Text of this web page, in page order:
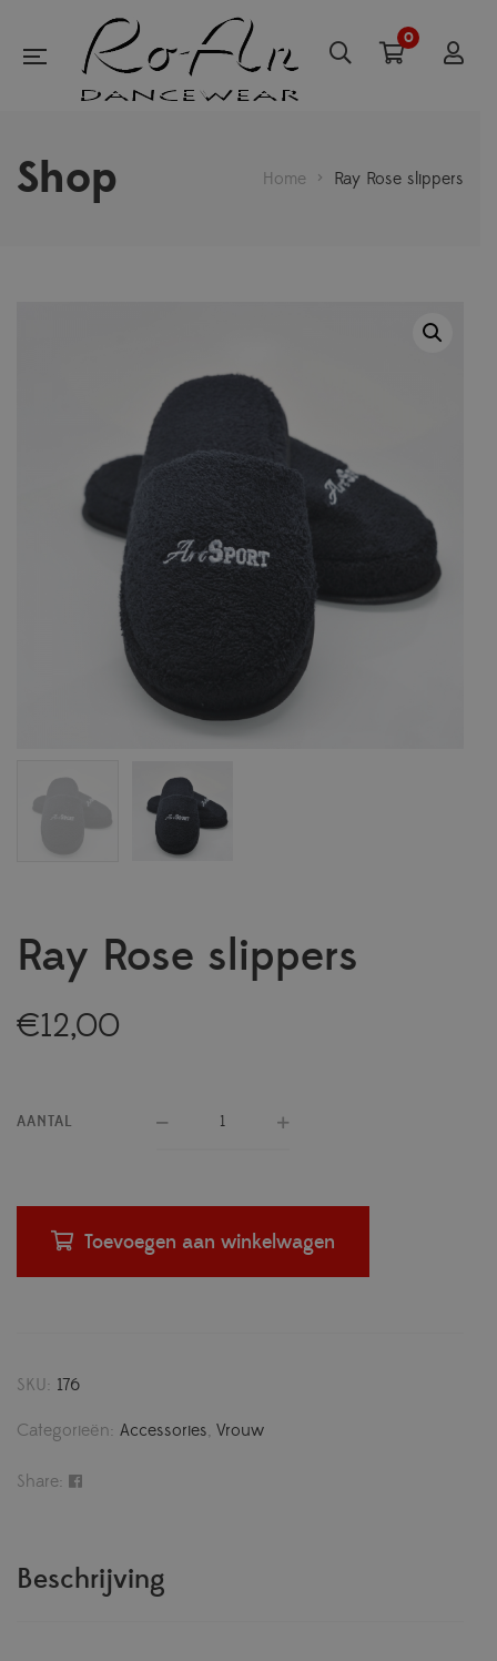
0
Shop Home > Ray Rose slippers
Ray Rose slippers
€12,00
AANTAL
Toevoegen aan winkelwagen
SKU: 176
Categorieën: Accessories, Vrouw
Share:
Beschrijving